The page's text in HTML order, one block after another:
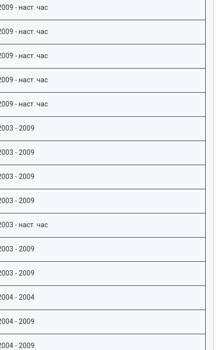
- наст. час
- наст. час
- наст. час
- наст. час
- наст. час
- 2009
- 2009
- 2009
- 2009
- наст. час
- 2009
- 2009
- 2004
- 2009
- 2009